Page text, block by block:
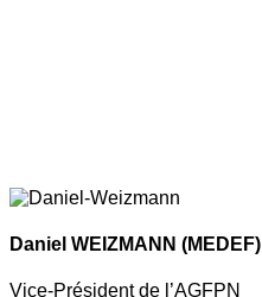
Daniel WEIZMANN (MEDEF)
Vice-Président de l’AGFPN